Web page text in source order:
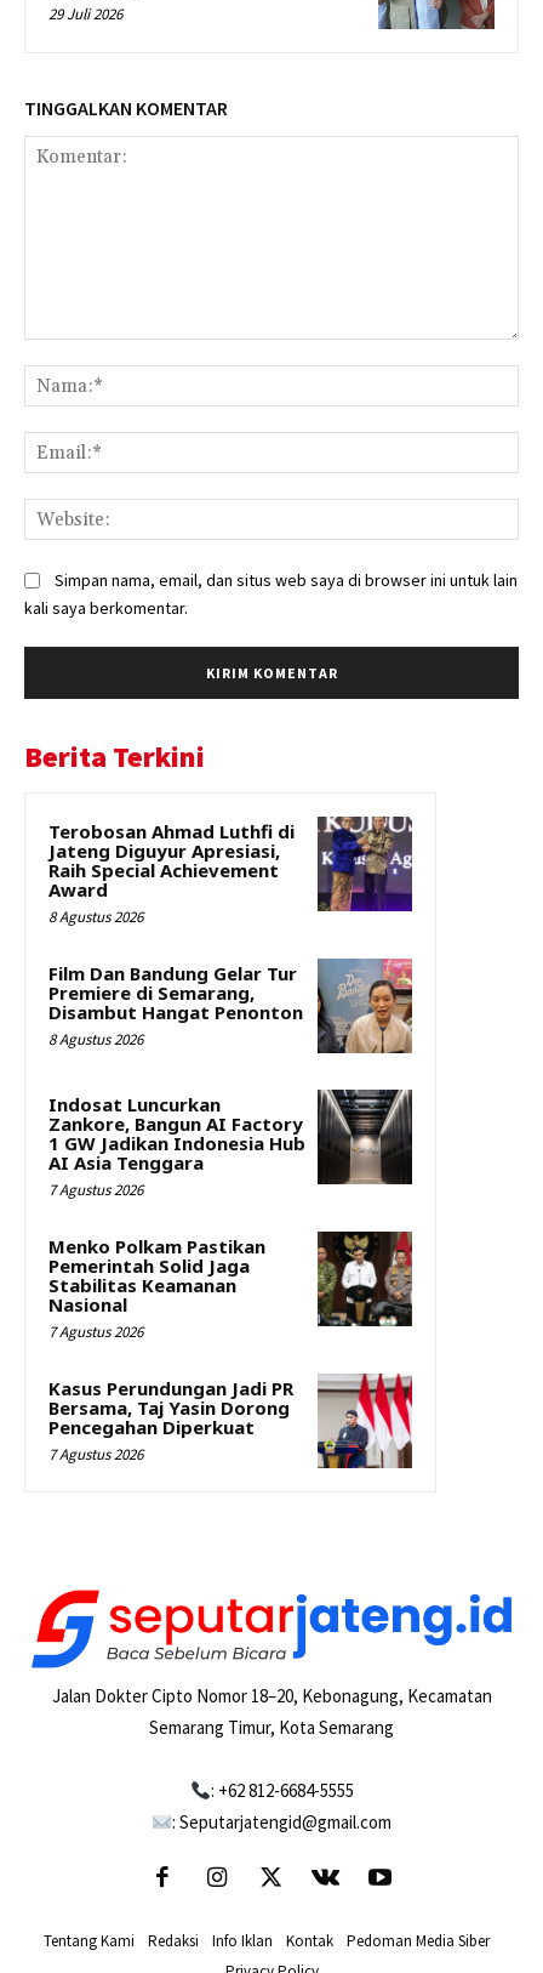
29 Juli 2026
TINGGALKAN KOMENTAR
Simpan nama, email, dan situs web saya di browser ini untuk lain
kali saya berkomentar.
Berita Terkini
Terobosan Ahmad Luthfi di
Jateng Diguyur Apresiasi,
Raih Special Achievement
Award
8 Agustus 2026
Film Dan Bandung Gelar Tur
Premiere di Semarang,
Disambut Hangat Penonton
8 Agustus 2026
Indosat Luncurkan
Zankore, Bangun AI Factory
1 GW Jadikan Indonesia Hub
AI Asia Tenggara
7 Agustus 2026
Menko Polkam Pastikan
Pemerintah Solid Jaga
Stabilitas Keamanan
Nasional
7 Agustus 2026
Kasus Perundungan Jadi PR
Bersama, Taj Yasin Dorong
Pencegahan Diperkuat
7 Agustus 2026
Jalan Dokter Cipto Nomor 18–20, Kebonagung, Kecamatan
Semarang Timur, Kota Semarang
: +62 812-6684-5555
: Seputarjatengid@gmail.com
Tentang Kami Redaksi Info Iklan Kontak Pedoman Media Siber